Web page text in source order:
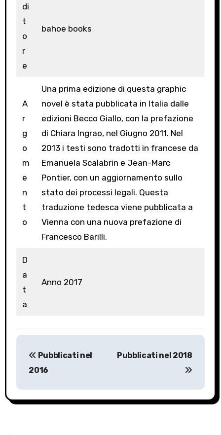
di
t
o
r
e
bahoe books
A
r
g
o
m
e
n
t
o
Una prima edizione di questa graphic
novel è stata pubblicata in Italia dalle
edizioni Becco Giallo, con la prefazione
di Chiara Ingrao, nel Giugno 2011. Nel
2013 i testi sono tradotti in francese da
Emanuela Scalabrin e Jean-Marc
Pontier, con un aggiornamento sullo
stato dei processi legali. Questa
traduzione tedesca viene pubblicata a
Vienna con una nuova prefazione di
Francesco Barilli.
D
a
t
a
Anno 2017
P
s
t
Pubblicati nel
2016
Pubblicati nel 2018